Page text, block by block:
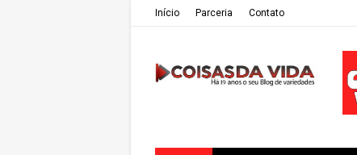
Iní­cio Parceria Contato